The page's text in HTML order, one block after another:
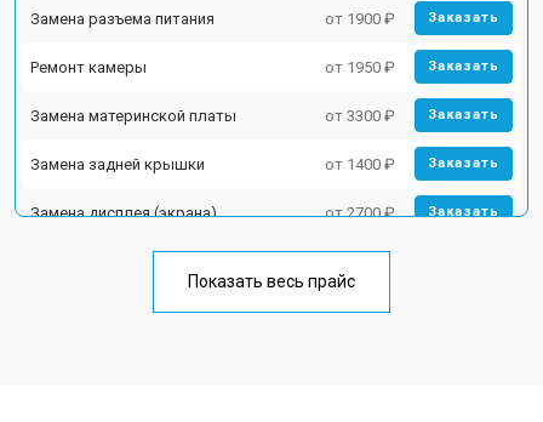
Замена разъема питания от 1900 ₽ Заказать
Ремонт камеры от 1950 ₽ Заказать
Замена материнской платы от 3300 ₽ Заказать
Замена задней крышки от 1400 ₽ Заказать
Замена дисплея (экрана) от 2700 ₽ Заказать
Замена кнопки включения от 1750 ₽
Показать весь прайс